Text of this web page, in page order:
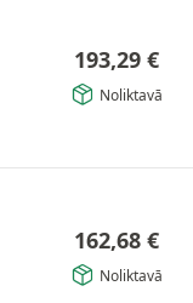
193,29 €
Noliktavā
162,68 €
Noliktavā